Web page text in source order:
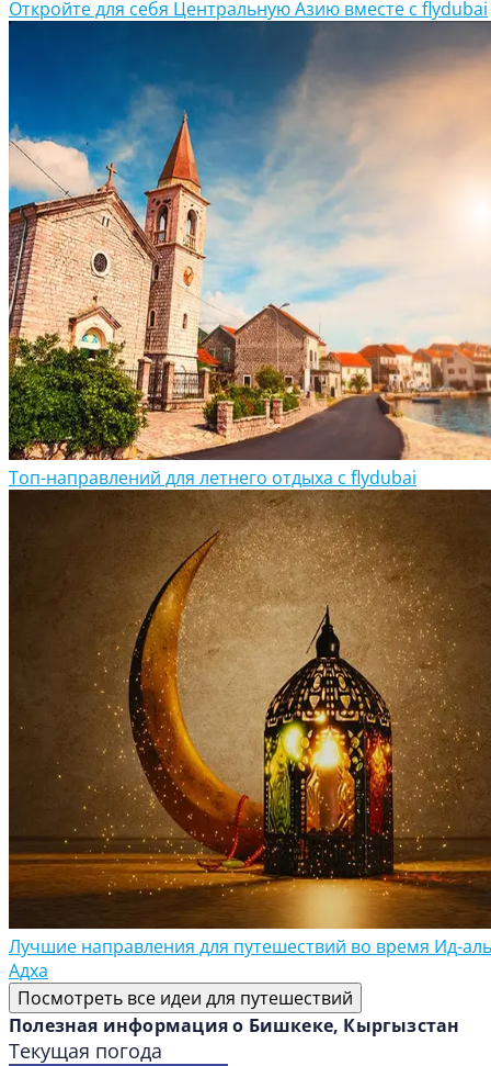
Откройте для себя Центральную Азию вместе с flydubai
Топ-направлений для летнего отдыха с flydubai
Лучшие направления для путешествий во время Ид-
Адха
Посмотреть все идеи для путешествий
Полезная информация о Бишкеке, Кыргызстан
Текущая погода